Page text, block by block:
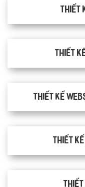
Thiết
thiết
Thiết kế
Thiết
thiết